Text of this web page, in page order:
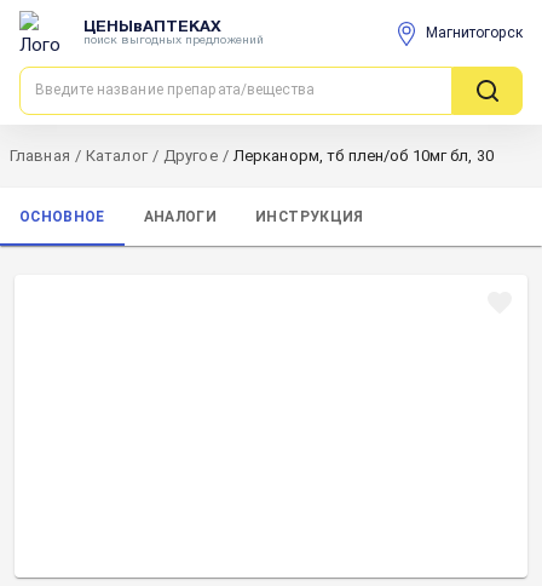
ЦЕНЫвАПТЕКАХ
поиск выгодных предложений Магнитогорск
Главная / Каталог / Другое / Лерканорм, тб плен/об 10мг бл, 30
ОСНОВНОЕ АНАЛОГИ ИНСТРУКЦИЯ